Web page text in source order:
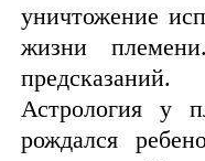
уничтожение
жизни
предсказаний.
Астрология у
рождался